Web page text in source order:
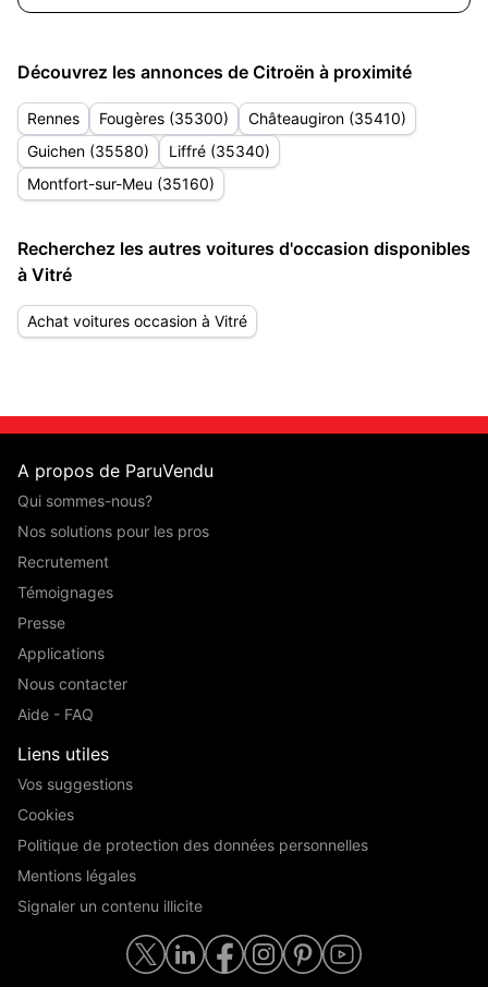
Découvrez les annonces de Citroën à proximité
Rennes Fougères (35300)
Châteaugiron (35410)
Guichen (35580)
Liffré (35340)
Montfort-sur-Meu (35160)
Recherchez les autres voitures d'occasion disponibles
à Vitré
Achat voitures occasion à Vitré
A propos de ParuVendu
Qui sommes-nous?
Nos solutions pour les pros
Recrutement
Témoignages
Presse
Applications
Nous contacter
Aide - FAQ
Liens utiles
Vos suggestions
Cookies
Politique de protection des données personnelles
Mentions légales
Signaler un contenu illicite